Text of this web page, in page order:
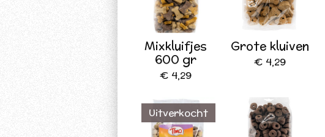
Mixkluifjes
600 gr
€ 4,29
Grote kluiven
€ 4,29
Uitverkocht